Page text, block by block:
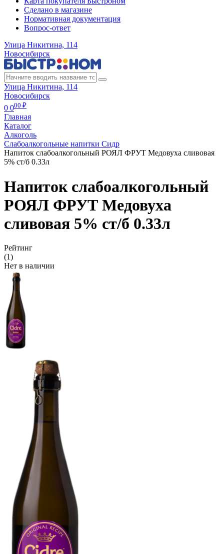
Сделано в магазине
Нормативная документация
Вопрос-ответ
Улица Никитина, 114
Новосибирск
Улица Никитина, 114
Новосибирск
0 000 ₽
Главная
Каталог
Алкоголь
Слабоалкогольные напитки Сидр
Напиток слабоалкогольный РОЯЛ ФРУТ Медовуха сливовая
5% ст/б 0.33л
Напиток слабоалкогольный
РОЯЛ ФРУТ Медовуха
сливовая 5% ст/б 0.33л
Рейтинг
(1)
Нет в наличии